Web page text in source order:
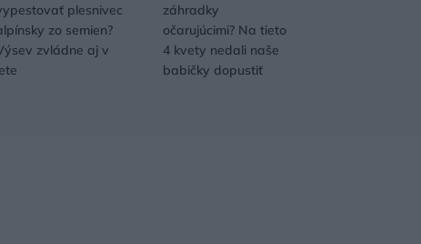
plesnivec
zo semien?
zvládne aj v
záhradky
očarujúcimi? Na tieto
4 kvety nedali naše
babičky dopustiť